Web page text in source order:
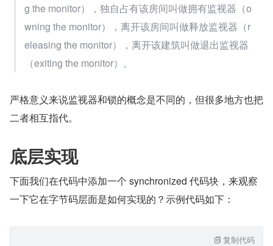
g the monitor），独自占有该房间叫做拥有监视器（o
wning the monitor），离开该房间叫做释放监视器（r
eleasing the monitor），离开该建筑叫做退出监视器
（exiting the monitor）。
严格意义来说监视器和锁的概念是不同的，但很多地方也把
二者相互指代。
底层实现
下面我们在代码中添加一个 synchronized 代码块，来观察
一下它在字节码层面是如何实现的？示例代码如下：
复制代码